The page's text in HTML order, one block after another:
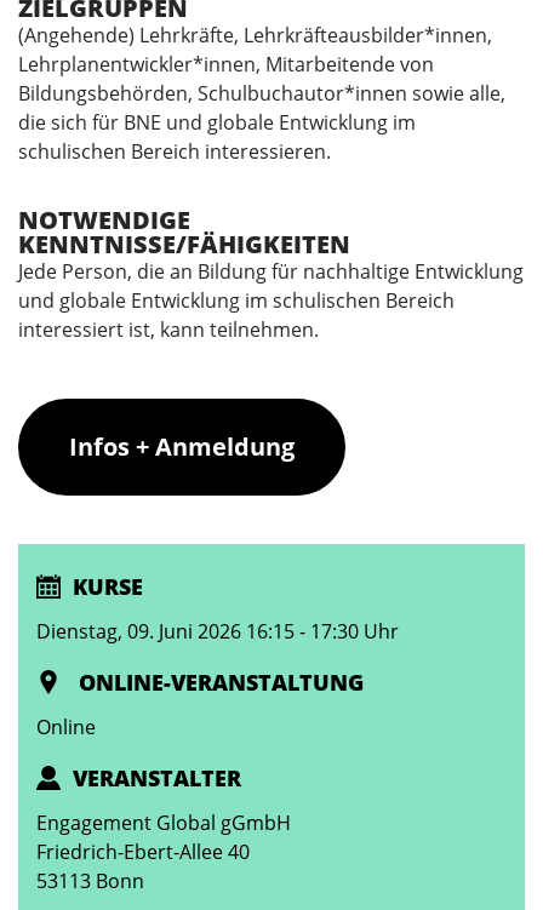
ZIELGRUPPEN
(Angehende) Lehrkräfte, Lehrkräfteausbilder*innen,
Lehrplanentwickler*innen, Mitarbeitende von
Bildungsbehörden, Schulbuchautor*innen sowie alle,
die sich für BNE und globale Entwicklung im
schulischen Bereich interessieren.
NOTWENDIGE
KENNTNISSE/FÄHIGKEITEN
Jede Person, die an Bildung für nachhaltige Entwicklung
und globale Entwicklung im schulischen Bereich
interessiert ist, kann teilnehmen.
Infos + Anmeldung
KURSE
Dienstag, 09. Juni 2026 16:15 - 17:30 Uhr
ONLINE-VERANSTALTUNG
Online
VERANSTALTER
Engagement Global gGmbH
Friedrich-Ebert-Allee 40
53113 Bonn